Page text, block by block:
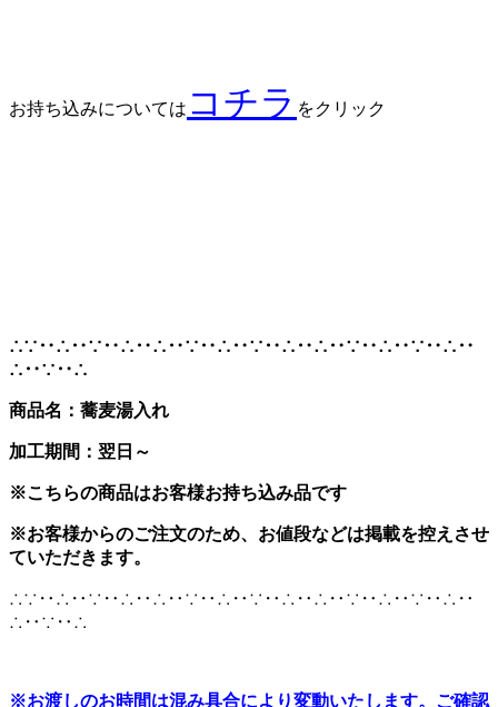
お持ち込みについては コチラ をクリック
∴∵‥∴‥∵‥∴‥∴‥∵‥∴‥∵‥∴‥∴‥∵‥∴‥∵‥∴‥
∴‥∵‥∴
商品名：蕎麦湯入れ
加工期間：翌日～
※こちらの商品はお客様お持ち込み品です
※お客様からのご注文のため、お値段などは掲載を控えさせ
ていただきます。
∴∵‥∴‥∵‥∴‥∴‥∵‥∴‥∵‥∴‥∴‥∵‥∴‥∵‥∴‥
∴‥∵‥∴
※お渡しのお時間は混み具合により変動いたします。ご確認